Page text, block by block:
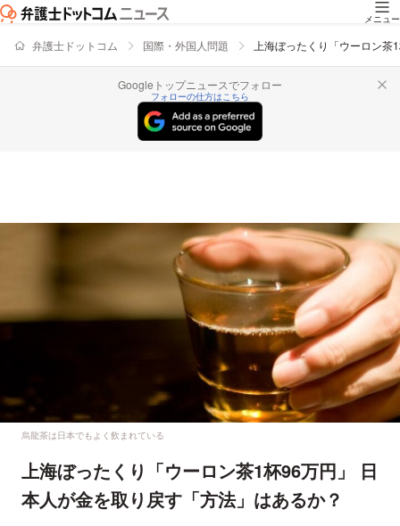
メニュー
弁護士ドットコム 国際・外国人問題 上海ぼったくり「ウーロン
Googleトップニュースでフォロー
フォローの仕方はこちら
烏龍茶は日本でもよく飲まれている
上海ぼったくり「ウーロン茶1杯96万円」 日
本人が金を取り戻す「方法」はあるか？